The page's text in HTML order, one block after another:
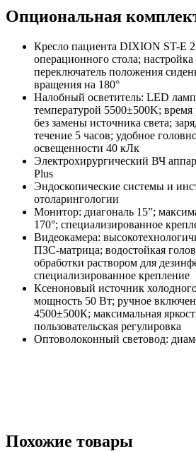
Опциональная
Кресло пациента DIXION ST-E
операционного стола;
переключатель положения
вращения на 180°
Налобный осветитель: LED
температурой 5500±500K; время
без замены источника света;
течение 5 часов; удобное
освещенности 40 кЛк
Электрохирургический ВЧ
Plus
Эндоскопические системы и
отоларингологии
Монитор: диагональ 15”;
170°; специализированное
Видеокамера:
ПЗС-матрица; водостойкая
обработки раствором для
специализированное крепление
Ксеноновый источник
мощность 50 Вт; ручное
4500±500К; максимальная
пользовательская регулировка
Оптоволоконный световод:
Похожие товары